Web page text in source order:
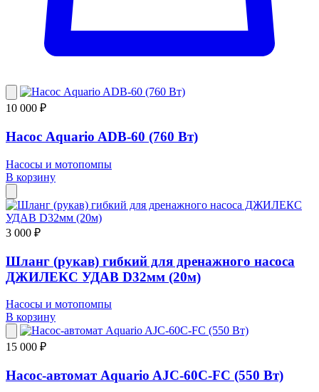
10 000 ₽
Насос Aquario ADB-60 (760 Вт)
Насосы и мотопомпы
В корзину
3 000 ₽
Шланг (рукав) гибкий для дренажного насоса
ДЖИЛЕКС УДАВ D32мм (20м)
Насосы и мотопомпы
В корзину
15 000 ₽
Насос-автомат Aquario AJC-60C-FC (550 Вт)